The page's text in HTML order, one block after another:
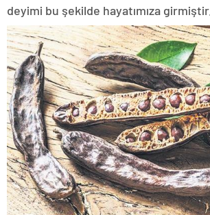
deyimi bu şekilde hayatımıza girmiştir.